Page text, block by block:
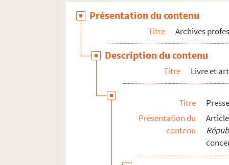
Présentation du contenu
Titre Archives
Description du contenu
Titre Livre et
Titre
Présentation du
contenu